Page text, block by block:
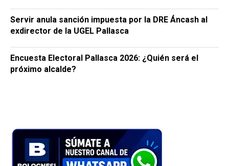
Servir anula sanción impuesta por la DRE Áncash al
exdirector de la UGEL Pallasca
Encuesta Electoral Pallasca 2026: ¿Quién será el
próximo alcalde?